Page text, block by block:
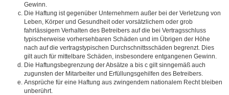
Gewinn.
Die Haftung ist gegenüber Unternehmern außer bei der Verletzung von
Leben, Körper und Gesundheit oder vorsätzlichem oder grob
fahrlässigem Verhalten des Betreibers auf die bei Vertragsschluss
typischerweise vorhersehbaren Schäden und im Übrigen der Höhe
nach auf die vertragstypischen Durchschnittsschäden begrenzt. Dies
gilt auch für mittelbare Schäden, insbesondere entgangenen Gewinn.
Die Haftungsbegrenzung der Absätze a bis c gilt sinngemäß auch
zugunsten der Mitarbeiter und Erfüllungsgehilfen des Betreibers.
Ansprüche für eine Haftung aus zwingendem nationalem Recht bleiben
unberührt.